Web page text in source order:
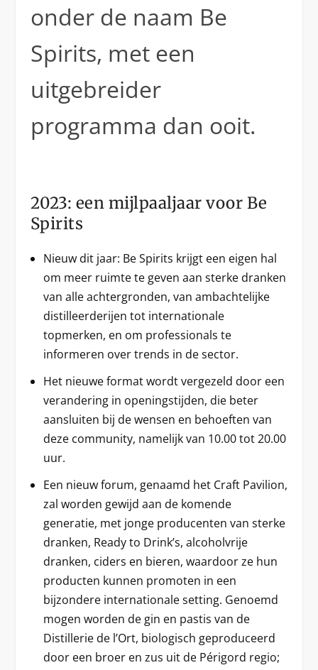
onder de naam Be
Spirits, met een
uitgebreider
programma dan ooit.
2023: een mijlpaaljaar voor Be
Spirits
Nieuw dit jaar: Be Spirits krijgt een eigen hal
om meer ruimte te geven aan sterke dranken
van alle achtergronden, van ambachtelijke
distilleerderijen tot internationale
topmerken, en om professionals te
informeren over trends in de sector.
Het nieuwe format wordt vergezeld door een
verandering in openingstijden, die beter
aansluiten bij de wensen en behoeften van
deze community, namelijk van 10.00 tot 20.00
uur.
Een nieuw forum, genaamd het Craft Pavilion,
zal worden gewijd aan de komende
generatie, met jonge producenten van sterke
dranken, Ready to Drink’s, alcoholvrije
dranken, ciders en bieren, waardoor ze hun
producten kunnen promoten in een
bijzondere internationale setting. Genoemd
mogen worden de gin en pastis van de
Distillerie de l’Ort, biologisch geproduceerd
door een broer en zus uit de Périgord regio;